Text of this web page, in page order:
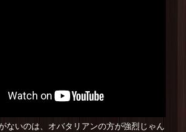
ないのは、オバタリアンの方が強烈じゃん